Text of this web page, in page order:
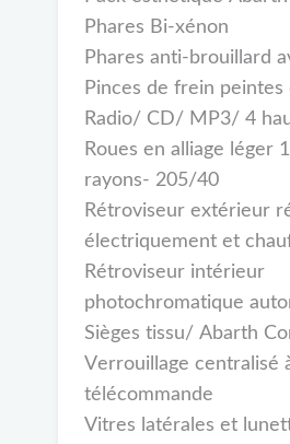
Phares Bi-xénon
Phares anti-brouillard
Pinces de frein peintes
Radio/ CD/ MP3/ 4
Roues en alliage léger
rayons- 205/40
Rétroviseur extérieur
électriquement et
Rétroviseur intérieur
photochromatique
Sièges tissu/ Abarth
Verrouillage centralisé
télécommande
Vitres latérales et